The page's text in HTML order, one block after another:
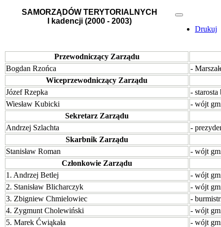
Drukuj
SAMORZĄDÓW TERYTORIALNYCH
I kadencji (2000 - 2003)
Przewodniczący Zarządu
Bogdan Rzońca
-
Wiceprzewodniczący Zarządu
Józef Rzepka
-
Wiesław Kubicki
- wójt
Sekretarz Zarządu
Andrzej Szlachta
-
Skarbnik Zarządu
Stanisław Roman
- wójt
Członkowie Zarządu
1. Andrzej Betlej
- wójt
2. Stanisław Blicharczyk
- wójt
3. Zbigniew Chmielowiec
-
4. Zygmunt Cholewiński
- wójt
5. Marek Ćwiąkała
- wójt